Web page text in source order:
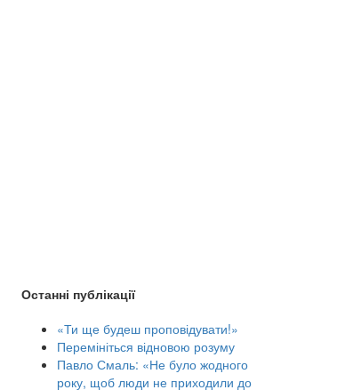
Останні публікації
«Ти ще будеш проповідувати!»
Перемініться відновою розуму
Павло Смаль: «Не було жодного
року, щоб люди не приходили до